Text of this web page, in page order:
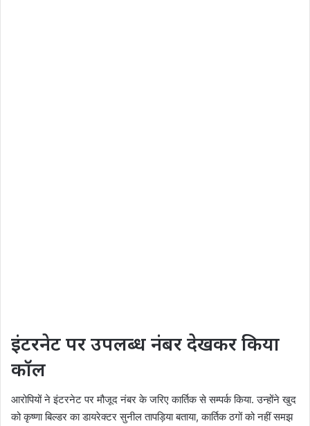
इंटरनेट पर उपलब्ध नंबर देखकर किया
कॉल
आरोपियों ने इंटरनेट पर मौजूद नंबर के जरिए कार्तिक से सम्पर्क किया. उन्होंने खुद
को कृष्णा बिल्डर का डायरेक्टर सुनील तापड़िया बताया, कार्तिक ठगों को नहीं समझ